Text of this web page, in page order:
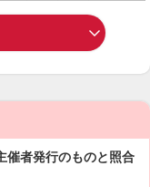
催者発行のものと照合